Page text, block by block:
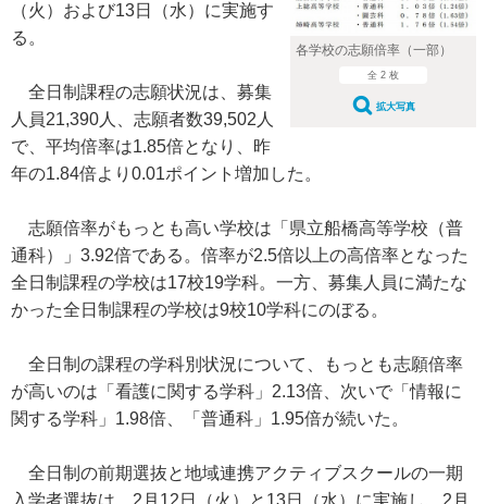
各学校の志願倍率（一部）
全 2 枚
拡大写真
（火）および13日（水）に実施す
る。
全日制課程の志願状況は、募集
人員21,390人、志願者数39,502人
で、平均倍率は1.85倍となり、昨
年の1.84倍より0.01ポイント増加した。
志願倍率がもっとも高い学校は「県立船橋高等学校（普
通科）」3.92倍である。倍率が2.5倍以上の高倍率となった
全日制課程の学校は17校19学科。一方、募集人員に満たな
かった全日制課程の学校は9校10学科にのぼる。
全日制の課程の学科別状況について、もっとも志願倍率
が高いのは「看護に関する学科」2.13倍、次いで「情報に
関する学科」1.98倍、「普通科」1.95倍が続いた。
全日制の前期選抜と地域連携アクティブスクールの一期
入学者選抜は、2月12日（火）と13日（水）に実施し、2月